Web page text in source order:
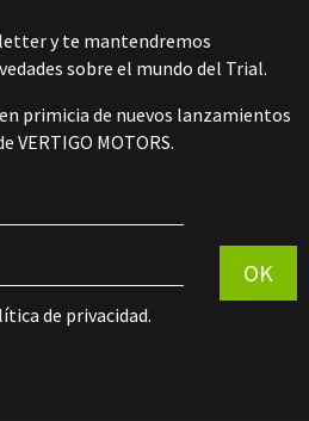
y te mantendremos
sobre el mundo del Trial.
primicia de nuevos lanzamientos
VERTIGO MOTORS.
de privacidad.
OK